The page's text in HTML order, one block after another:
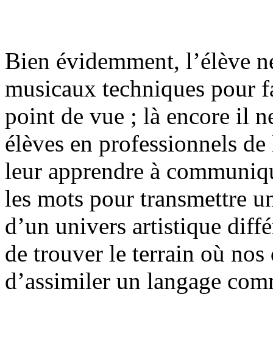
Bien évidemment, l’élève
musicaux techniques pour
point de vue ; là encore il
élèves en professionnels
leur apprendre à
les mots pour transmettre
d’un univers artistique
de trouver le terrain où nos
d’assimiler un langage